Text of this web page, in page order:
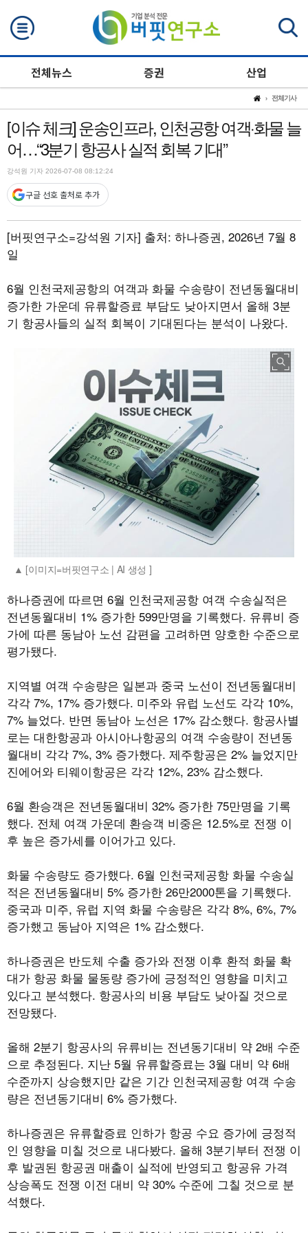
전체뉴스 증권 산업
전체기사
[이슈 체크] 운송인프라, 인천공항 여객·화물 늘
어…“3분기 항공사 실적 회복 기대”
강석원 기자 2026-07-08 08:12:24
구글 선호 출처로 추가
[버핏연구소=강석원 기자] 출처: 하나증권, 2026년 7월 8
일
6월 인천국제공항의 여객과 화물 수송량이 전년동월대비
증가한 가운데 유류할증료 부담도 낮아지면서 올해 3분
기 항공사들의 실적 회복이 기대된다는 분석이 나왔다.
[이미지=버핏연구소 | AI 생성 ]
하나증권에 따르면 6월 인천국제공항 여객 수송실적은
전년동월대비 1% 증가한 599만명을 기록했다. 유류비 증
가에 따른 동남아 노선 감편을 고려하면 양호한 수준으로
평가됐다.
지역별 여객 수송량은 일본과 중국 노선이 전년동월대비
각각 7%, 17% 증가했다. 미주와 유럽 노선도 각각 10%,
7% 늘었다. 반면 동남아 노선은 17% 감소했다. 항공사별
로는 대한항공과 아시아나항공의 여객 수송량이 전년동
월대비 각각 7%, 3% 증가했다. 제주항공은 2% 늘었지만
진에어와 티웨이항공은 각각 12%, 23% 감소했다.
6월 환승객은 전년동월대비 32% 증가한 75만명을 기록
했다. 전체 여객 가운데 환승객 비중은 12.5%로 전쟁 이
후 높은 증가세를 이어가고 있다.
화물 수송량도 증가했다. 6월 인천국제공항 화물 수송실
적은 전년동월대비 5% 증가한 26만2000톤을 기록했다.
중국과 미주, 유럽 지역 화물 수송량은 각각 8%, 6%, 7%
증가했고 동남아 지역은 1% 감소했다.
하나증권은 반도체 수출 증가와 전쟁 이후 환적 화물 확
대가 항공 화물 물동량 증가에 긍정적인 영향을 미치고
있다고 분석했다. 항공사의 비용 부담도 낮아질 것으로
전망됐다.
올해 2분기 항공사의 유류비는 전년동기대비 약 2배 수준
으로 추정된다. 지난 5월 유류할증료는 3월 대비 약 6배
수준까지 상승했지만 같은 기간 인천국제공항 여객 수송
량은 전년동기대비 6% 증가했다.
하나증권은 유류할증료 인하가 항공 수요 증가에 긍정적
인 영향을 미칠 것으로 내다봤다. 올해 3분기부터 전쟁 이
후 발권된 항공권 매출이 실적에 반영되고 항공유 가격
상승폭도 전쟁 이전 대비 약 30% 수준에 그칠 것으로 분
석했다.
검색